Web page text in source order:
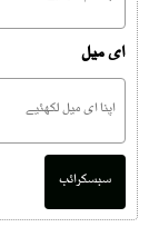
ای میل
سبسکرائب